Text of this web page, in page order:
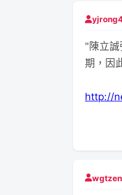
"陳立
期，因
http://